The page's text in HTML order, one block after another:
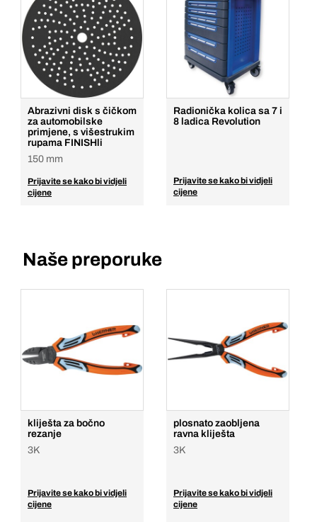
Abrazivni disk s čičkom
za automobilske
primjene, s višestrukim
rupama FINISHli
150 mm
Prijavite se kako bi vidjeli
cijene
Radionička kolica sa 7 i
8 ladica Revolution
Prijavite se kako bi vidjeli
cijene
Naše preporuke
kliješta za bočno
rezanje
3K
Prijavite se kako bi vidjeli
cijene
plosnato zaobljena
ravna kliješta
3K
Prijavite se kako bi vidjeli
cijene